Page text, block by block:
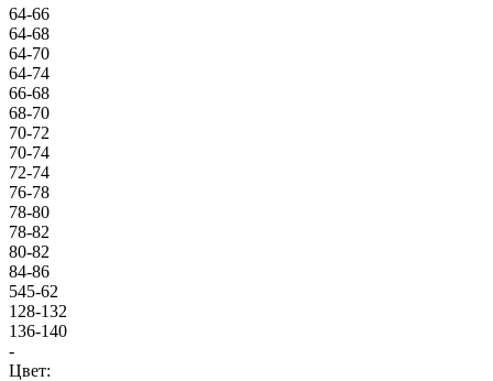
64-66
64-68
64-70
64-74
66-68
68-70
70-72
70-74
72-74
76-78
78-80
78-82
80-82
84-86
545-62
128-132
136-140
-
Цвет: